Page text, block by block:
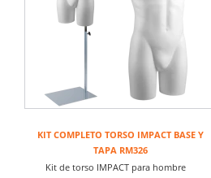
KIT COMPLETO TORSO IMPACT BASE Y
TAPA RM326
Kit de torso IMPACT para hombre